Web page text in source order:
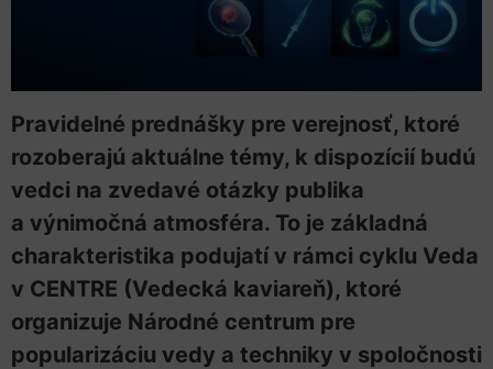
Pravidelné prednášky pre verejnosť, ktoré
rozoberajú aktuálne témy, k dispozícií budú
vedci na zvedavé otázky publika
a výnimočná atmosféra. To je základná
charakteristika podujatí v rámci cyklu Veda
v CENTRE (Vedecká kaviareň), ktoré
organizuje Národné centrum pre
popularizáciu vedy a techniky v spoločnosti